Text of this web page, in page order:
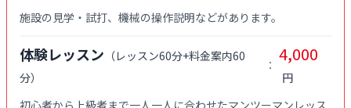
施設の見学・試打、機械の操作説明などがあります。
体験レッスン （レッスン60分+料金案内60
分）
： 4,000
円
初心者から上級者まで一人一人に合わせたマンツーマンレッス